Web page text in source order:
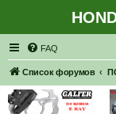
FAQ
Список форумов